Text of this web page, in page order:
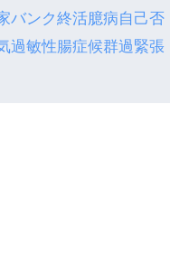
バンク終活臆病自己否
過敏性腸症候群過緊張